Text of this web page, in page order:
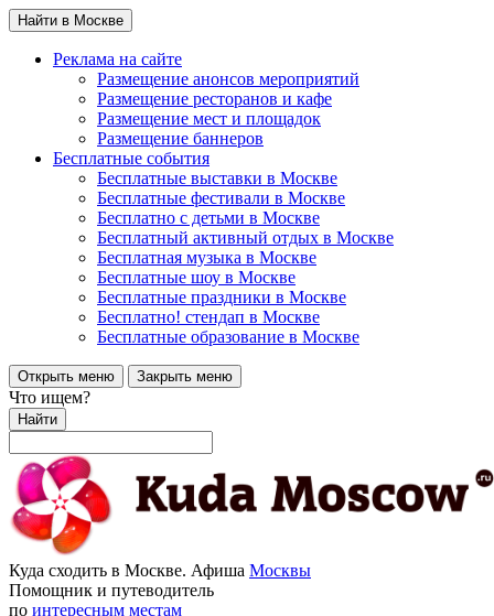
Найти в Москве
Реклама на сайте
Размещение анонсов мероприятий
Размещение ресторанов и кафе
Размещение мест и площадок
Размещение баннеров
Бесплатные события
Бесплатные выставки в Москве
Бесплатные фестивали в Москве
Бесплатно с детьми в Москве
Бесплатный активный отдых в Москве
Бесплатная музыка в Москве
Бесплатные шоу в Москве
Бесплатные праздники в Москве
Бесплатно! стендап в Москве
Бесплатные образование в Москве
Открыть меню Закрыть меню
Что ищем?
Найти
Куда сходить в Москве. Афиша Москвы
Помощник и путеводитель
по интересным местам